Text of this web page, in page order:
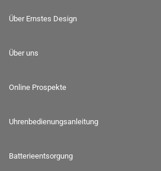
Über Ernstes Design
Über uns
Online Prospekte
Uhrenbedienungsanleitung
Batterieentsorgung